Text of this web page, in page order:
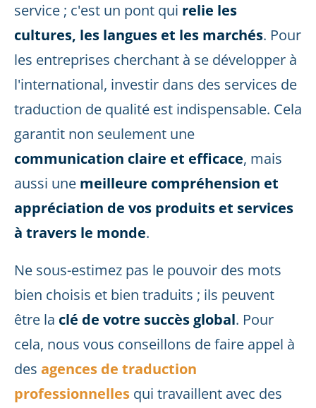
service ; c'est un pont qui relie les
cultures, les langues et les marchés. Pour
les entreprises cherchant à se développer à
l'international, investir dans des services de
traduction de qualité est indispensable. Cela
garantit non seulement une
communication claire et efficace, mais
aussi une meilleure compréhension et
appréciation de vos produits et services
à travers le monde.
Ne sous-estimez pas le pouvoir des mots
bien choisis et bien traduits ; ils peuvent
être la clé de votre succès global. Pour
cela, nous vous conseillons de faire appel à
des agences de traduction
professionnelles qui travaillent avec des